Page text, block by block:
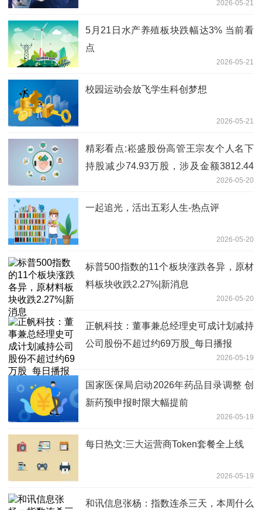
2026-05-21
5月21日水产养殖板块跌幅达3% 当前看
点
2026-05-21
校园运动会放飞学生科创梦想
2026-05-21
精彩看点:崧盛股份高管王宗友个人名下
持股减少74.93万股，涉及金额3812.44
2026-05-20
一起追光，活出五彩人生-热点评
2026-05-20
标普500指数的11个板块涨跌各异，原材
料板块收跌2.27%|新消息
2026-05-20
正帆科技：董事兼总经理史可成计划减持
公司股份不超过约69万股_每日播报
2026-05-19
国家医保局启动2026年药品目录调整 创
新药预申报时限大幅提前
2026-05-19
每日热文:三大运营商Token套餐全上线
2026-05-19
和讯信息张杨：指数连杀三天，本周什么